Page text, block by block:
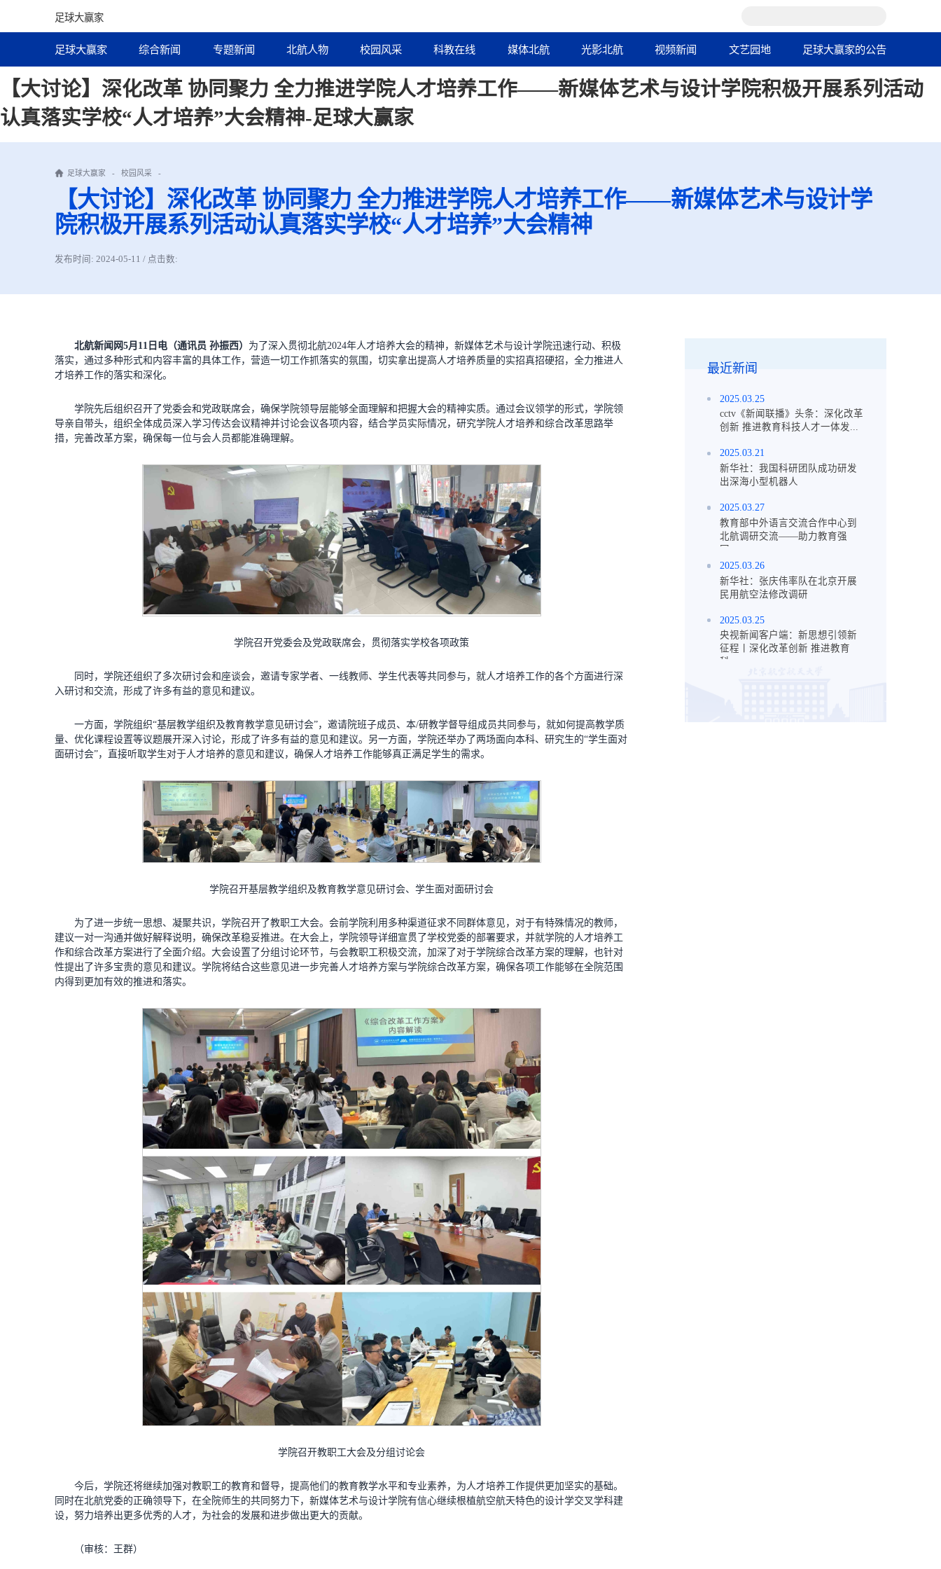
【大讨论】深化改革 协同聚力 全力推进学院人才培养工作——新媒体艺术与设计学院积极开展系列活动
认真落实学校“人才培养”大会精神-足球大赢家
足球大赢家
足球大赢家 综合新闻 专题新闻 北航人物 校园风采 科教在线 媒体北航 光影北航 视频新闻 文艺园地 足球大赢家的公告
足球大赢家 - 校园风采 -
【大讨论】深化改革 协同聚力 全力推进学院人才培养工作——新媒体艺术与设计学
院积极开展系列活动认真落实学校“人才培养”大会精神
发布时间: 2024-05-11 / 点击数:
北航新闻网5月11日电（通讯员 孙振西） 为了深入贯彻北航2024年人才培养大会的精神，新媒体艺术与设计学院迅速行动、积极
落实，通过多种形式和内容丰富的具体工作，营造一切工作抓落实的氛围，切实拿出提高人才培养质量的实招真招硬招，全力推进人
才培养工作的落实和深化。
学院先后组织召开了党委会和党政联席会，确保学院领导层能够全面理解和把握大会的精神实质。通过会议领学的形式，学院领
导亲自带头，组织全体成员深入学习传达会议精神并讨论会议各项内容，结合学员实际情况，研究学院人才培养和综合改革思路举
措，完善改革方案，确保每一位与会人员都能准确理解。
学院召开党委会及党政联席会，贯彻落实学校各项政策
同时，学院还组织了多次研讨会和座谈会，邀请专家学者、一线教师、学生代表等共同参与，就人才培养工作的各个方面进行深
入研讨和交流，形成了许多有益的意见和建议。
一方面，学院组织“基层教学组织及教育教学意见研讨会”，邀请院班子成员、本/研教学督导组成员共同参与，就如何提高教学质
量、优化课程设置等议题展开深入讨论，形成了许多有益的意见和建议。另一方面，学院还举办了两场面向本科、研究生的“学生面对
面研讨会”，直接听取学生对于人才培养的意见和建议，确保人才培养工作能够真正满足学生的需求。
学院召开基层教学组织及教育教学意见研讨会、学生面对面研讨会
为了进一步统一思想、凝聚共识，学院召开了教职工大会。会前学院利用多种渠道征求不同群体意见，对于有特殊情况的教师，
建议一对一沟通并做好解释说明，确保改革稳妥推进。在大会上，学院领导详细宣贯了学校党委的部署要求，并就学院的人才培养工
作和综合改革方案进行了全面介绍。大会设置了分组讨论环节，与会教职工积极交流，加深了对于学院综合改革方案的理解，也针对
性提出了许多宝贵的意见和建议。学院将结合这些意见进一步完善人才培养方案与学院综合改革方案，确保各项工作能够在全院范围
内得到更加有效的推进和落实。
学院召开教职工大会及分组讨论会
今后，学院还将继续加强对教职工的教育和督导，提高他们的教育教学水平和专业素养，为人才培养工作提供更加坚实的基础。
同时在北航党委的正确领导下，在全院师生的共同努力下，新媒体艺术与设计学院有信心继续根植航空航天特色的设计学交叉学科建
设，努力培养出更多优秀的人才，为社会的发展和进步做出更大的贡献。
（审核：王群）
最近新闻
2025.03.25
cctv《新闻联播》头条：深化改革
创新 推进教育科技人才一体发...
2025.03.21
新华社：我国科研团队成功研发
出深海小型机器人
2025.03.27
教育部中外语言交流合作中心到
北航调研交流——助力教育强
国...
2025.03.26
新华社：张庆伟率队在北京开展
民用航空法修改调研
2025.03.25
央视新闻客户端：新思想引领新
征程丨深化改革创新 推进教育
科...